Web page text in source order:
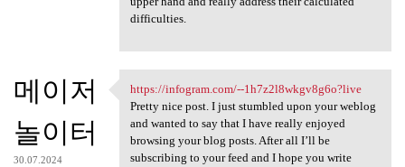
difficulties.
메이저
놀이터
30.07.2024
https://infogram.com/-
https://infogram.com/--1h7z2l8wkgv8g6o?live
Pretty nice post. I just stumbled upon your weblog
and wanted to say that I have really enjoyed
browsing your blog posts. After all I’ll be
subscribing to your feed and I hope you write